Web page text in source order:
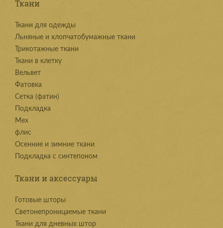
Ткани
Ткани для одежды
Льняные и хлопчатобумажные ткани
Трикотажные ткани
Ткани в клетку
Вельвет
Фатовка
Сетка (фатин)
Подкладка
Мех
флис
Осенние и зимние ткани
Подкладка с синтепоном
Ткани и аксессуары
Готовые шторы
Светонепроницаемые ткани
Ткани для дневных штор